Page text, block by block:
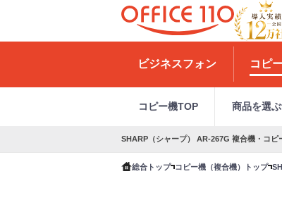
H
e
ビジネスフォン コピ
コピー機TOP 商品を選ぶ
SHARP（シャープ） AR-267G 複合機・コピ
総合トップ コピー機（複合機）トップ